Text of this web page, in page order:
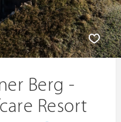
Berg -
Resort